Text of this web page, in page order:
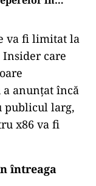
va fi limitat la
care
a anunțat încă
publicul larg,
x86 va fi
întreaga